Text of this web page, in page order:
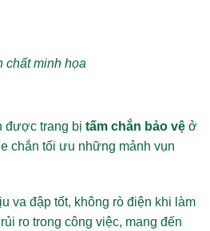
chất minh họa
được trang bị tấm chắn bảo vệ ở
chắn tối ưu những mảnh vụn
va đập tốt, không rò điện khi làm
ro trong công việc, mang đến